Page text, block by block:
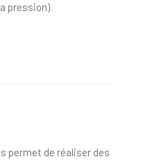
pression).
permet de réaliser des